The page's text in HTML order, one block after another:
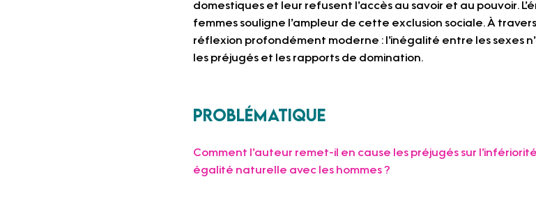
domestiques et leur refusent l’accès au savoir et au pouvoir.
femmes souligne l’ampleur de cette exclusion sociale. À
réflexion profondément moderne : l’inégalité entre les sexes
les préjugés et les rapports de domination.
problématique
Comment l’auteur remet-il en cause les préjugés sur
égalité naturelle avec les hommes ?